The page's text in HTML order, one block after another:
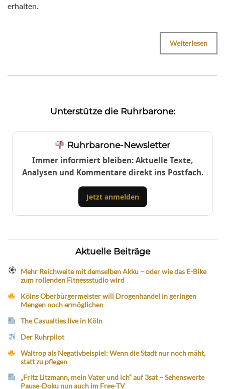
erhalten.
Weiterlesen
Unterstütze die Ruhrbarone:
Ruhrbarone-Newsletter
Immer informiert bleiben: Aktuelle Texte,
Analysen und Kommentare direkt ins Postfach.
Jetzt anmelden
Aktuelle Beiträge
Mehr Reichweite mit demselben Akku – oder wie das E-Bike
zum rollenden Fitnessstudio wird
Kölns Oberbürgermeister will Drogenhandel in geringen
Mengen noch ermöglichen
The Casualties live in Köln
Der Ruhrpilot
Waltrop als Negativbeispiel: Wenn die Stadt nur noch mäht,
statt zu pflegen
„Fritz Litzmann, mein Vater und ich“ auf 3sat – Sehenswerte
Pause-Doku nun auch im Free-TV